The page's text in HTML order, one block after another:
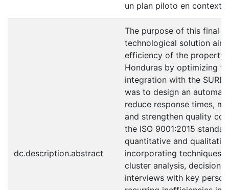
un plan piloto en
dc.description.abstract
The purpose of this final
technological solution
efficiency of the property
Honduras by optimizing
integration with the
was to design an
reduce response times,
and strengthen quality
the ISO 9001:2015
quantitative and
incorporating techniques
cluster analysis, decision
interviews with key